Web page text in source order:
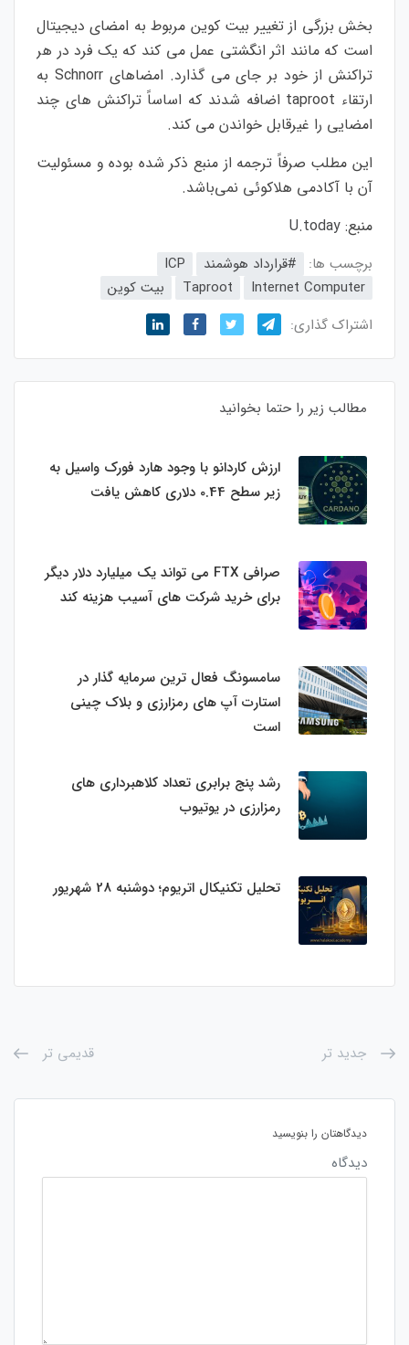
بخش بزرگی از تغییر بیت کوین مربوط به امضای دیجیتال
است که مانند اثر انگشتی عمل می کند که یک فرد در هر
تراکنش از خود بر جای می گذارد. امضاهای Schnorr به
ارتقاء taproot اضافه شدند که اساساً تراکنش های چند
امضایی را غیرقابل خواندن می کند.
این مطلب صرفاً ترجمه از منبع ذکر شده بوده و مسئولیت
آن با آکادمی هلاکوئی نمی‌باشد.
منبع: U.today
برچسب ها: #قرارداد هوشمند
ICP
Internet Computer
Taproot
بیت کوین
اشتراک گذاری:
مطالب زیر را حتما بخوانید
ارزش کاردانو با وجود هارد فورک واسیل به
زیر سطح 0.44 دلاری کاهش یافت
صرافی FTX می تواند یک میلیارد دلار دیگر
برای خرید شرکت های آسیب هزینه کند
سامسونگ فعال‌ ترین سرمایه‌ گذار در
استارت‌ آپ‌ های رمزارزی و بلاک چینی
است
رشد پنج برابری تعداد کلاهبرداری های
رمزارزی در یوتیوب
تحلیل تکنیکال اتریوم؛ دوشنبه 28 شهریور
جدید تر قدیمی تر
دیدگاهتان را بنویسید
دیدگاه